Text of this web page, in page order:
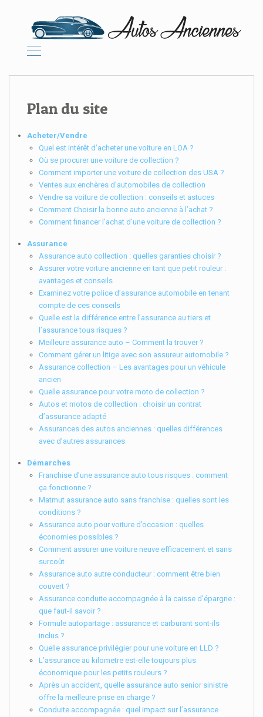
Plan du site
Acheter/Vendre
Quel est intérêt d’acheter une voiture en LOA ?
Où se procurer une voiture de collection ?
Comment importer une voiture de collection des USA ?
Ventes aux enchères d’automobiles de collection
Vendre sa voiture de collection : conseils et astuces
Comment Choisir la bonne auto ancienne à l’achat ?
Comment financer l’achat d’une voiture de collection ?
Assurance
Assurance auto collection : quelles garanties choisir ?
Assurer votre voiture ancienne en tant que petit rouleur :
avantages et conseils
Examinez votre police d’assurance automobile en tenant
compte de ces conseils
Quelle est la différence entre l’assurance au tiers et
l’assurance tous risques ?
Meilleure assurance auto – Comment la trouver ?
Comment gérer un litige avec son assureur automobile ?
Assurance collection – Les avantages pour un véhicule
ancien
Quelle assurance pour votre moto de collection ?
Autos et motos de collection : choisir un contrat
d’assurance adapté
Assurances des autos anciennes : quelles différences
avec d’autres assurances
Démarches
Franchise d’une assurance auto tous risques : comment
ça fonctionne ?
Matmut assurance auto sans franchise : quelles sont les
conditions ?
Assurance auto pour voiture d’occasion : quelles
économies possibles ?
Comment assurer une voiture neuve efficacement et sans
surcoût
Assurance auto autre conducteur : comment être bien
couvert ?
Assurance conduite accompagnée à la caisse d’épargne :
que faut-il savoir ?
Formule autopartage : assurance et carburant sont-ils
inclus ?
Quelle assurance privilégier pour une voiture en LLD ?
L’assurance au kilometre est-elle toujours plus
économique pour les petits rouleurs ?
Après un accident, quelle assurance auto senior sinistre
offre la meilleure prise en charge ?
Conduite accompagnée : quel impact sur l’assurance